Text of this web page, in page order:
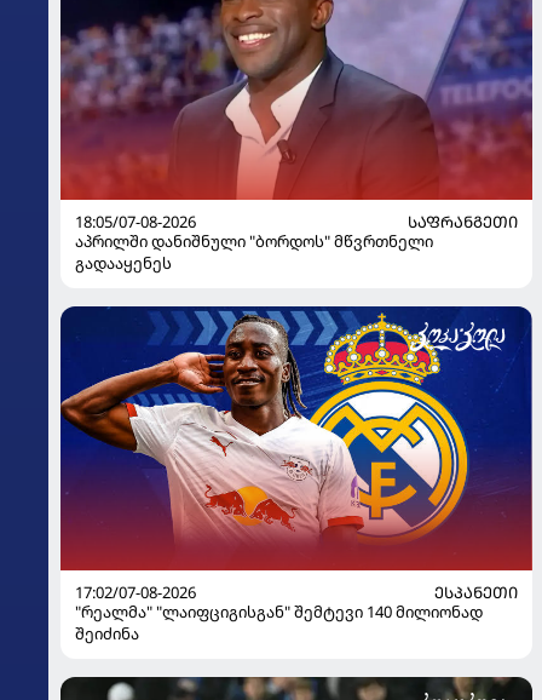
18:05/07-08-2026
ᲡᲐᲤᲠᲐᲜᲒᲔᲗᲘ
აპრილში დანიშნული "ბორდოს" მწვრთნელი
გადააყენეს
17:02/07-08-2026
ᲔᲡᲞᲐᲜᲔᲗᲘ
"რეალმა" "ლაიფციგისგან" შემტევი 140 მილიონად
შეიძინა